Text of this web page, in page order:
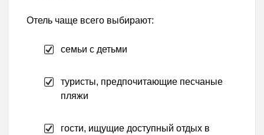
Отель чаще всего выбирают:
семьи с детьми
туристы, предпочитающие песчаные
пляжи
гости, ищущие доступный отдых в